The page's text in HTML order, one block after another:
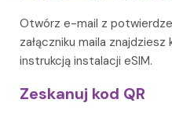
Otwórz e-mail z
załączniku maila
instrukcją instalacji eSIM.
Zeskanuj kod QR